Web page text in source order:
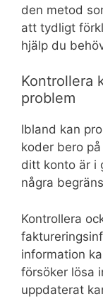
den metod
att tydligt
hjälp du
Kontrollera
problem
Ibland kan
koder bero
ditt konto är i
några
Kontrollera
information
försöker lösa
uppdaterat